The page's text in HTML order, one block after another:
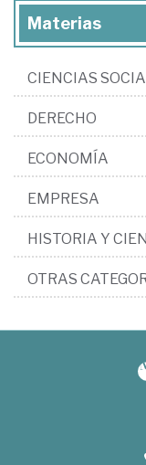
Materias
CIENCIAS
DERECHO
ECONOMÍA
EMPRESA
HISTORIA Y
OTRAS